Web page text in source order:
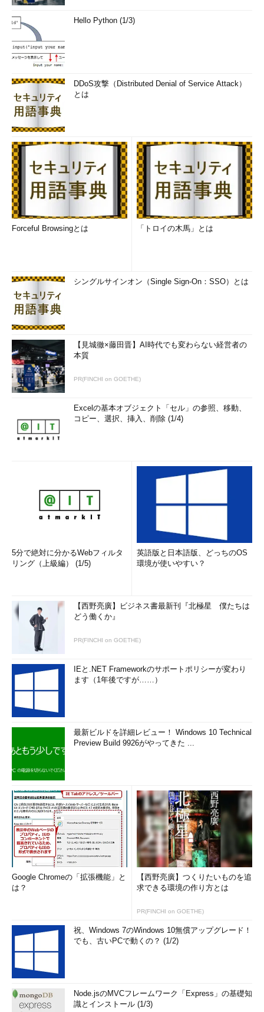
Hello Python (1/3)
DDoS攻撃（Distributed Denial of Service Attack）
とは
Forceful Browsingとは 「トロイの木馬」とは
シングルサインオン（Single Sign-On：SSO）とは
【見城徹×藤田晋】AI時代でも変わらない経営者の
本質
PR(FINCHI on GOETHE)
Excelの基本オブジェクト「セル」の参照、移動、
コピー、選択、挿入、削除 (1/4)
5分で絶対に分かるWebフィルタ
リング（上級編） (1/5)
英語版と日本語版、どっちのOS
環境が使いやすい？
【西野亮廣】ビジネス書最新刊『北極星 僕たちは
どう働くか』
PR(FINCHI on GOETHE)
IEと.NET Frameworkのサポートポリシーが変わり
ます（1年後ですが……）
最新ビルドを詳細レビュー！ Windows 10 Technical
Preview Build 9926がやってきた ...
Google Chromeの「拡張機能」と
は？
【西野亮廣】つくりたいものを追
求できる環境の作り方とは
PR(FINCHI on GOETHE)
祝、Windows 7のWindows 10無償アップグレード！
でも、古いPCで動くの？ (1/2)
Node.jsのMVCフレームワーク「Express」の基礎知
識とインストール (1/3)